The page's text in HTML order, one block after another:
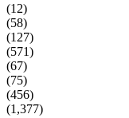
(12)
(58)
(127)
(571)
(67)
(75)
(456)
(1,377)